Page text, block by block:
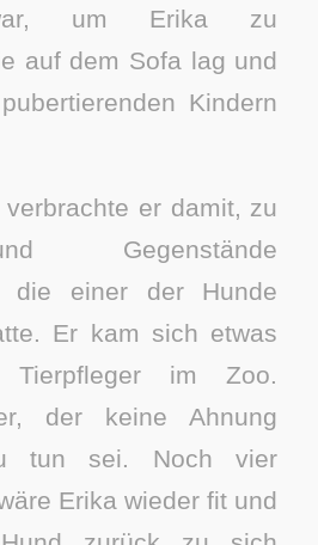
um Erika zu
auf dem Sofa lag und
Kindern
er damit, zu
Gegenstände
die einer der Hunde
Er kam sich etwas
im Zoo.
der keine Ahnung
tun sei. Noch vier
Erika wieder fit und